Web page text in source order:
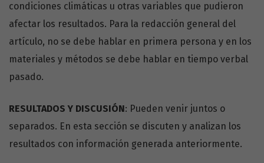
condiciones climáticas u otras variables que pudieron
afectar los resultados. Para la redacción general del
artículo, no se debe hablar en primera persona y en los
materiales y métodos se debe hablar en tiempo verbal
pasado.
RESULTADOS Y DISCUSIÓN: Pueden venir juntos o
separados. En esta sección se discuten y analizan los
resultados con información generada anteriormente.